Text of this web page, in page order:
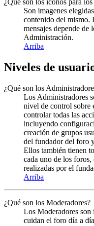
¿Qué son los iconos para los
Son imagenes
contenido del mismo.
mensajes depende de
Administración.
Arriba
Niveles de
¿Qué son los
Los Administradores
nivel de control sobre
controlar todas las
incluyendo
creación de grupos
del fundador del foro
Ellos también tienen
cada uno de los
realizadas por el
Arriba
¿Qué son los Moderadores?
Los Moderadores
cuidan el foro día a